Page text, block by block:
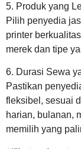
5. Produk yang
Pilih penyedia
printer
merek dan tipe
6. Durasi Sewa
Pastikan
fleksibel, sesuai
harian, bulanan,
memilih yang